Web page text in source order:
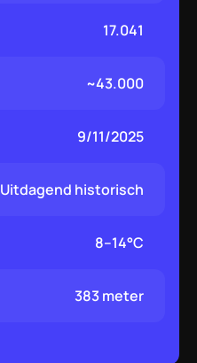
17.041
~43.000
9/11/2025
Uitdagend historisch
8–14°C
383 meter